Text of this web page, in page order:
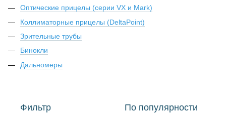
Оптические прицелы (серии VX и Mark)
Коллиматорные прицелы (DeltaPoint)
Зрительные трубы
Бинокли
Дальномеры
Фильтр По популярности